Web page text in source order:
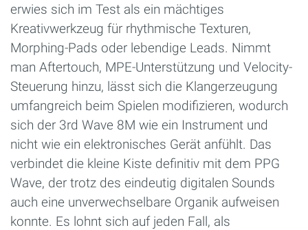
erwies sich im Test als ein mächtiges
Kreativwerkzeug für rhythmische Texturen,
Morphing-Pads oder lebendige Leads. Nimmt
man Aftertouch, MPE-Unterstützung und Velocity-
Steuerung hinzu, lässt sich die Klangerzeugung
umfangreich beim Spielen modifizieren, wodurch
sich der 3rd Wave 8M wie ein Instrument und
nicht wie ein elektronisches Gerät anfühlt. Das
verbindet die kleine Kiste definitiv mit dem PPG
Wave, der trotz des eindeutig digitalen Sounds
auch eine unverwechselbare Organik aufweisen
konnte. Es lohnt sich auf jeden Fall, als